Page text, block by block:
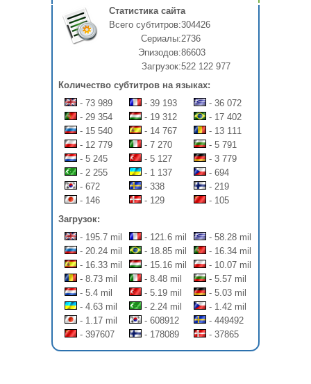
Статистика сайта
Всего субтитров:304426
Сериалы:2736
Эпизодов:86603
Загрузок:522 122 977
Количество субтитров на языках:
- 73 989
- 39 193
- 36 072
- 29 354
- 19 312
- 17 402
- 15 540
- 14 767
- 13 111
- 12 779
- 7 270
- 5 791
- 5 245
- 5 127
- 3 779
- 2 255
- 1 137
- 694
- 672
- 338
- 219
- 146
- 129
- 105
Загрузок:
- 195.7 mil
- 121.6 mil
- 58.28 mil
- 20.24 mil
- 18.85 mil
- 16.34 mil
- 16.33 mil
- 15.16 mil
- 10.07 mil
- 8.73 mil
- 8.48 mil
- 5.57 mil
- 5.4 mil
- 5.19 mil
- 5.03 mil
- 4.63 mil
- 2.24 mil
- 1.42 mil
- 1.17 mil
- 608912
- 449492
- 397607
- 178089 - 37865